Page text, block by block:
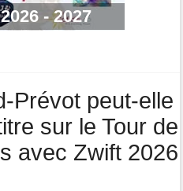
de Tadej Pogacar ?
d'une fracture pour la 2e fois
15:18
un terme à sa saison 2026
- 2027
Prévot peut-elle
sur le Tour de
avec Zwift 2026